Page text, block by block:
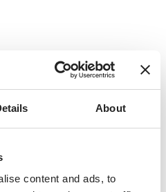
About
content and ads, to
von den
Reihe bilden zwei
Thor. Wie kam es